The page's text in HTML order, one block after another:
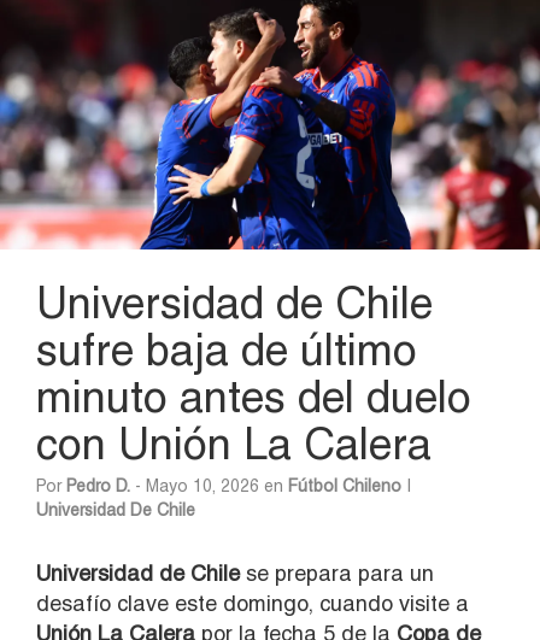
Universidad de Chile
sufre baja de último
minuto antes del duelo
con Unión La Calera
Por Pedro D. - Mayo 10, 2026 en Fútbol Chileno
Universidad De Chile
Universidad de Chilese prepara para un
desafío clave este domingo, cuando visite a
Unión La Calera por la fecha 5 de la Copa de